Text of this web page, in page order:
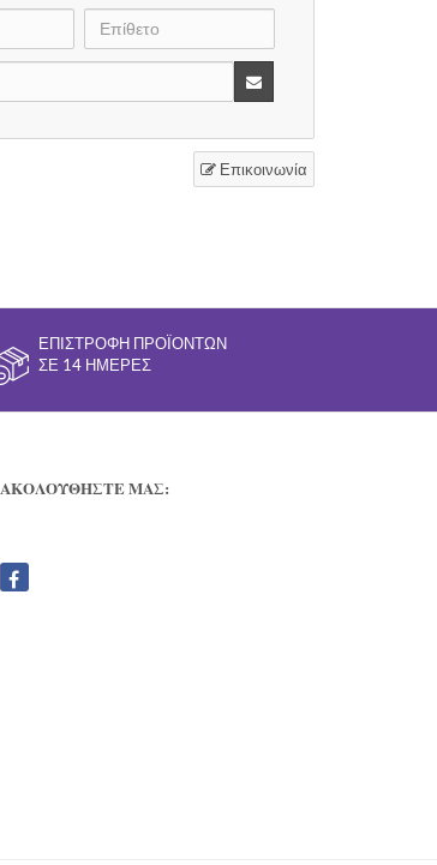
Επικοινωνία
ΕΠΙΣΤΡΟΦΉ ΠΡΟΪΌΝΤΩΝ
ΣΕ 14 ΗΜΈΡΕΣ
ΑΚΟΛΟΥΘΗΣΤΕ ΜΑΣ: